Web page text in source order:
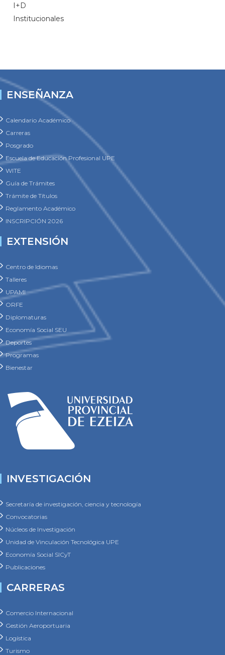
I+D
Institucionales
ENSEÑANZA
Calendario Académico
Carreras
Posgrado
Escuela de Educación Profesional UPE
WITE
Guía de Trámites
Trámite de Títulos
Reglamento Académico
INSCRIPCIÓN 2026
EXTENSIÓN
Centro de Idiomas
Talleres
UPAMI
ORFE
Diplomaturas
Economía Social SEU
Deportes
Programas
Bienestar
INVESTIGACIÓN
Secretaría de investigación, ciencia y tecnología
Convocatorias
Núcleos de Investigación
Unidad de Vinculación Tecnológica UPE
Economía Social SICyT
Publicaciones
CARRERAS
Comercio Internacional
Gestión Aeroportuaria
Logística
Turismo